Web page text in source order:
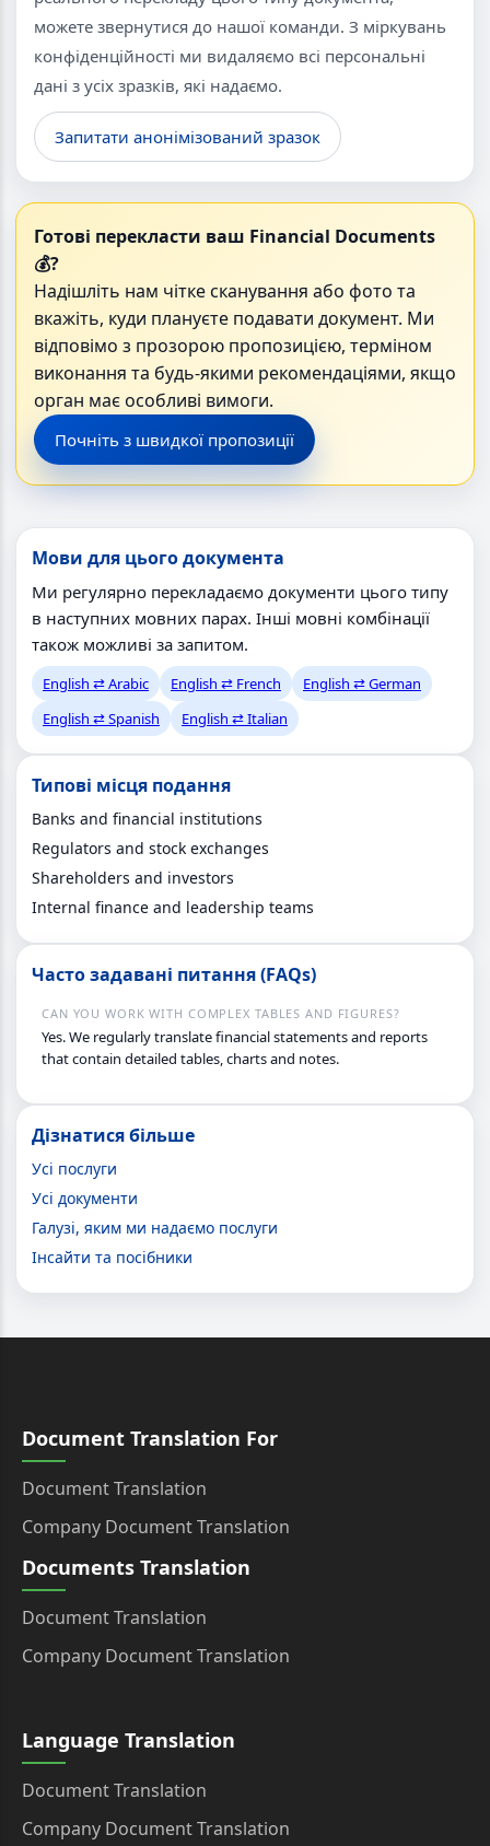
можете звернутися до нашої команди. З міркувань
конфіденційності ми видаляємо всі персональні
дані з усіх зразків, які надаємо.
Запитати анонімізований зразок
Готові перекласти ваш Financial Documents
💰?
Надішліть нам чітке сканування або фото та
вкажіть, куди плануєте подавати документ. Ми
відповімо з прозорою пропозицією, терміном
виконання та будь-якими рекомендаціями, якщо
орган має особливі вимоги.
Почніть з швидкої пропозиції
Мови для цього документа
Ми регулярно перекладаємо документи цього типу
в наступних мовних парах. Інші мовні комбінації
також можливі за запитом.
English ⇄ Arabic English ⇄ French
English ⇄ German
English ⇄ Spanish
English ⇄ Italian
Типові місця подання
Banks and financial institutions
Regulators and stock exchanges
Shareholders and investors
Internal finance and leadership teams
Часто задавані питання (FAQs)
CAN YOU WORK WITH COMPLEX TABLES AND FIGURES?
Yes. We regularly translate financial statements and reports
that contain detailed tables, charts and notes.
Дізнатися більше
Усі послуги
Усі документи
Галузі, яким ми надаємо послуги
Інсайти та посібники
Document Translation For
Document Translation
Company Document Translation
Documents Translation
Document Translation
Company Document Translation
Language Translation
Document Translation
Company Document Translation